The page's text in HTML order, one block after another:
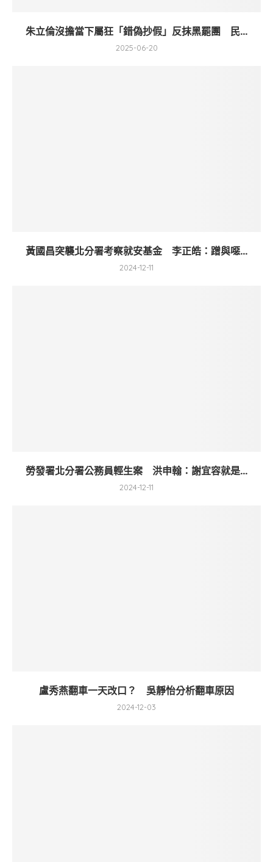
朱立倫沒擔當下屬狂「錯偽抄假」反抹黑罷團 民...
2025-06-20
黃國昌突襲北分署考察就安基金 李正皓：蹭與噁...
2024-12-11
勞發署北分署公務員輕生案 洪申翰：謝宜容就是...
2024-12-11
盧秀燕翻車一天改口？ 吳靜怡分析翻車原因
2024-12-03